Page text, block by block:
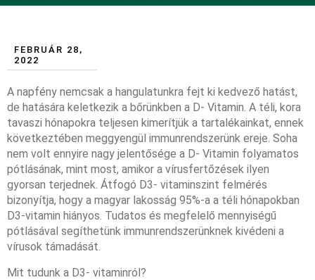
FEBRUÁR 28,
2022
A napfény nemcsak a hangulatunkra fejt ki kedvező hatást,
de hatására keletkezik a bőrünkben a D- Vitamin. A téli, kora
tavaszi hónapokra teljesen kimerítjük a tartalékainkat, ennek
következtében meggyengül immunrendszerünk ereje. Soha
nem volt ennyire nagy jelentősége a D- Vitamin folyamatos
pótlásának, mint most, amikor a vírusfertőzések ilyen
gyorsan terjednek. Átfogó D3- vitaminszint felmérés
bizonyítja, hogy a magyar lakosság 95%-a a téli hónapokban
D3-vitamin hiányos. Tudatos és megfelelő mennyiségű
pótlásával segíthetünk immunrendszerünknek kivédeni a
vírusok támadását.
Mit tudunk a D3- vitaminról?